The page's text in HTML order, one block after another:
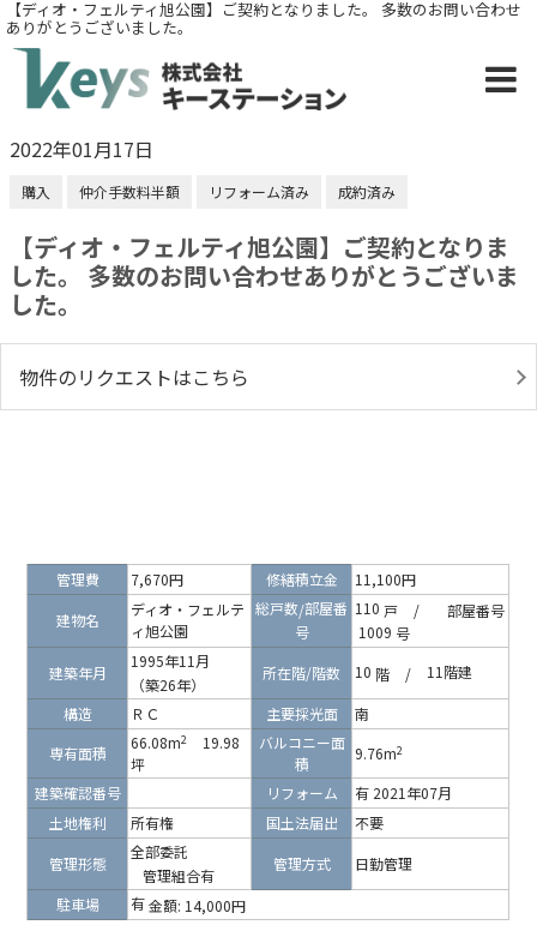
【ディオ・フェルティ旭公園】ご契約となりました。 多数のお問い合わせ
ありがとうございました。
2022年01月17日
購入 仲介手数料半額 リフォーム済み 成約済み
【ディオ・フェルティ旭公園】ご契約となりま
した。 多数のお問い合わせありがとうございま
した。
物件のリクエストはこちら
管理費 7,670円 修繕積立金
11,100円
建物名
ディオ・フェルテ
ィ旭公園
総戸数/部屋番
号
110戸 /
部屋番号
1009 号
建築年月
1995年11月
（築26年）
所在階/階数 10 階 / 11階建
構造 ＲＣ 主要採光面
南
専有面積
66.08m2
19.98
坪
バルコニー面
積
9.76m2
建築確認番号 リフォーム
有 2021年07月
土地権利
所有権 国土法届出
不要
管理形態
全部委託
管理組合有
管理方式
日勤管理
駐車場
有金額: 14,000円